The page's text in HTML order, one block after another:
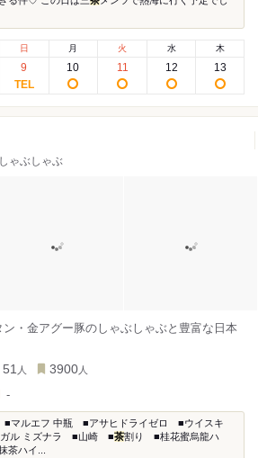
日
9
月
10
火
11
水
12
木
13
ゃぶしゃぶ
・金アグー豚のしゃぶしゃぶと豊富な日本
51 人 3900 人
-
■マルエフ 中瓶 ■アサヒドライゼロ ■ウイスキ
ル ミズナラ ■山崎 ■茶割り ■桂花蜜烏龍ハ
茶ハイ...